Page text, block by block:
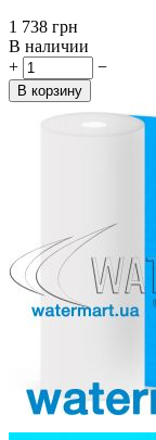
‍1 738‍ грн
В наличии
+
−
В корзину